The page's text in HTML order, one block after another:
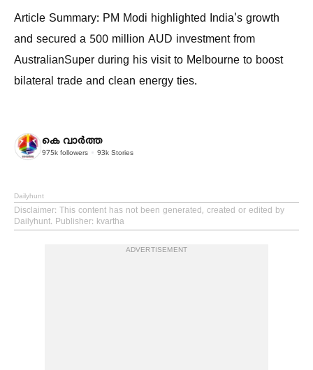
Article Summary: PM Modi highlighted India's growth
and secured a 500 million AUD investment from
AustralianSuper during his visit to Melbourne to boost
bilateral trade and clean energy ties.
കെ വാര്‍ത്ത
975k followers 93k Stories
Dailyhunt
Disclaimer: This content has not been generated, created or edited by
Dailyhunt. Publisher: kvartha
ADVERTISEMENT